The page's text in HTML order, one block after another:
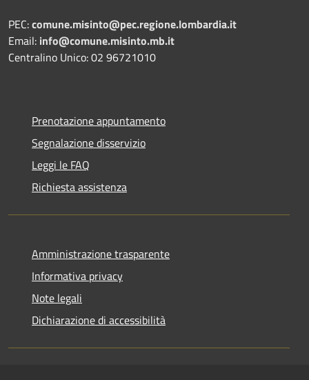
PEC:comune.misinto@pec.regione.lombardia.it
Email: info@comune.misinto.mb.it
Centralino Unico: 02 96721010
Prenotazione appuntamento
Segnalazione disservizio
Leggi le FAQ
Richiesta assistenza
Amministrazione trasparente
Informativa privacy
Note legali
Dichiarazione di accessibilità